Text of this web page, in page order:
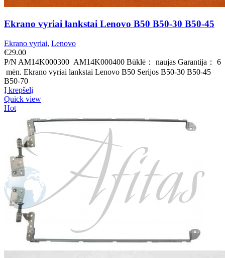
Ekrano vyriai lankstai Lenovo B50 B50-30 B50-45
Ekrano vyriai, Lenovo
€29.00
P/N AM14K000300 AM14K000400 Būklė： naujas Garantija： 6
mėn. Ekrano vyriai lankstai Lenovo B50 Serijos B50-30 B50-45
B50-70
Į krepšelį
Quick view
Hot